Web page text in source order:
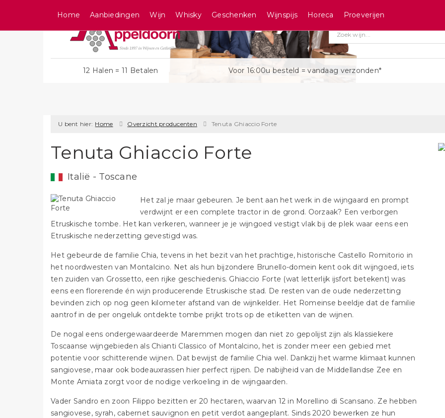
12 Halen = 11 Betalen Voor 16:00u besteld = vandaag verzonden*
Home Aanbiedingen Wijn Whisky Geschenken Wijnspijs Horeca Proeverijen
U bent hier: Home Overzicht producenten Tenuta Ghiaccio Forte
Tenuta Ghiaccio Forte
Italië - Toscane
Het zal je maar gebeuren. Je bent aan het werk in de wijngaard en prompt
verdwijnt er een complete tractor in de grond. Oorzaak? Een verborgen
Etruskische tombe. Het kan verkeren, wanneer je je wijngoed vestigt vlak bij de plek waar eens een
Etruskische nederzetting gevestigd was.
Het gebeurde de familie Chia, tevens in het bezit van het prachtige, historische Castello Romitorio in
het noordwesten van Montalcino. Net als hun bijzondere Brunello-domein kent ook dit wijngoed, iets
ten zuiden van Grossetto, een rijke geschiedenis. Ghiaccio Forte (wat letterlijk ijsfort betekent) was
eens een florerende én wijn producerende Etruskische stad. De resten van de oude nederzetting
bevinden zich op nog geen kilometer afstand van de wijnkelder. Het Romeinse beeldje dat de familie
aantrof in de per ongeluk ontdekte tombe prijkt trots op de etiketten van de wijnen.
De nogal eens ondergewaardeerde Maremmen mogen dan niet zo gepolijst zijn als klassiekere
Toscaanse wijngebieden als Chianti Classico of Montalcino, het is zonder meer een gebied met
potentie voor schitterende wijnen. Dat bewijst de familie Chia wel. Dankzij het warme klimaat kunnen
sangiovese, maar ook bodeauxrassen hier perfect rijpen. De nabijheid van de Middellandse Zee en
Monte Amiata zorgt voor de nodige verkoeling in de wijngaarden.
Vader Sandro en zoon Filippo bezitten er 20 hectaren, waarvan 12 in Morellino di Scansano. Ze hebben
sangiovese, syrah, cabernet sauvignon en petit verdot aangeplant. Sinds 2020 bewerken ze hun